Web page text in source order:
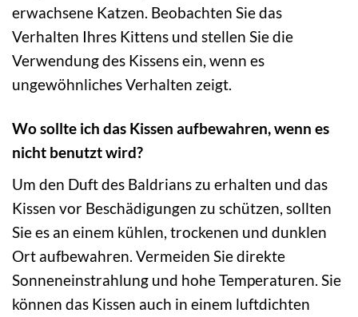
erwachsene Katzen. Beobachten Sie das
Verhalten Ihres Kittens und stellen Sie die
Verwendung des Kissens ein, wenn es
ungewöhnliches Verhalten zeigt.
Wo sollte ich das Kissen aufbewahren, wenn es
nicht benutzt wird?
Um den Duft des Baldrians zu erhalten und das
Kissen vor Beschädigungen zu schützen, sollten
Sie es an einem kühlen, trockenen und dunklen
Ort aufbewahren. Vermeiden Sie direkte
Sonneneinstrahlung und hohe Temperaturen. Sie
können das Kissen auch in einem luftdichten